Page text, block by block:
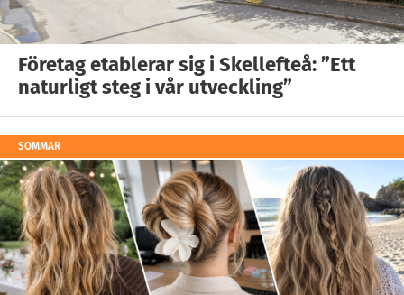
Företag etablerar sig i Skellefteå: ”Ett
naturligt steg i vår utveckling”
SOMMAR